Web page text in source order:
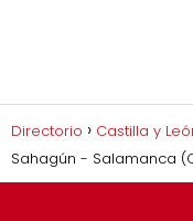
Directorio Castilla y
Sahagún - Salamanca